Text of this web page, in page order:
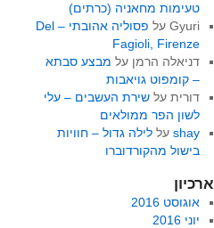
טעימות מחאניה (כרתים)
Gyuriעל
פסוליה אהובתי – Del
Fagioli, Firenze
דניאלה הרמן על מבצע סבתא
– קומפוט גויאבות
דוריתעל שירת העשבים – עלי
לשון הפר ממולאים
shayעל לילה גדול – חוויות
בישול מהקורדוברו
ארכיון
אוגוסט 2016
יוני 2016